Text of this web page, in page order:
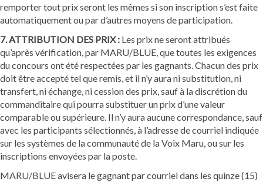
remporter tout prix seront les mêmes si son inscription s’est faite
automatiquement ou par d’autres moyens de participation.
7. ATTRIBUTION DES PRIX : Les prix ne seront attribués
qu’après vérification, par MARU/BLUE, que toutes les exigences
du concours ont été respectées par les gagnants. Chacun des prix
doit être accepté tel que remis, et il n’y aura ni substitution, ni
transfert, ni échange, ni cession des prix, sauf à la discrétion du
commanditaire qui pourra substituer un prix d’une valeur
comparable ou supérieure. Il n’y aura aucune correspondance, sauf
avec les participants sélectionnés, à l’adresse de courriel indiquée
sur les systèmes de la communauté de la Voix Maru, ou sur les
inscriptions envoyées par la poste.
MARU/BLUE avisera le gagnant par courriel dans les quinze (15)